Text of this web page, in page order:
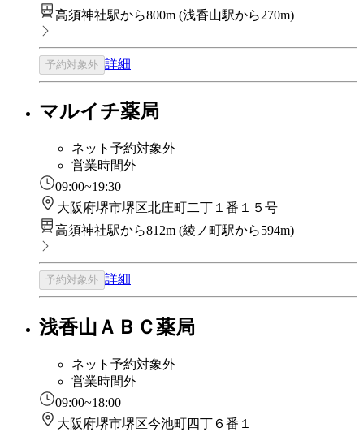
高須神社駅から800m (浅香山駅から270m)
予約対象外 詳細
マルイチ薬局
ネット予約対象外
営業時間外
09:00~19:30
大阪府堺市堺区北庄町二丁１番１５号
高須神社駅から812m (綾ノ町駅から594m)
予約対象外 詳細
浅香山ＡＢＣ薬局
ネット予約対象外
営業時間外
09:00~18:00
大阪府堺市堺区今池町四丁６番１